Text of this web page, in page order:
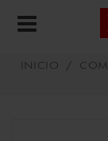
INICIO /